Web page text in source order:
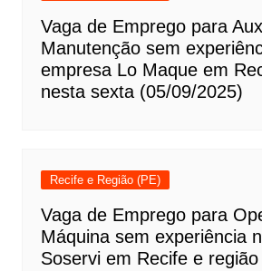
Vaga de Emprego para
Manutenção sem
empresa Lo Maque em
nesta sexta (05/09/2025)
Recife e Região (PE)
Vaga de Emprego para
Máquina sem experiência
Soservi em Recife e